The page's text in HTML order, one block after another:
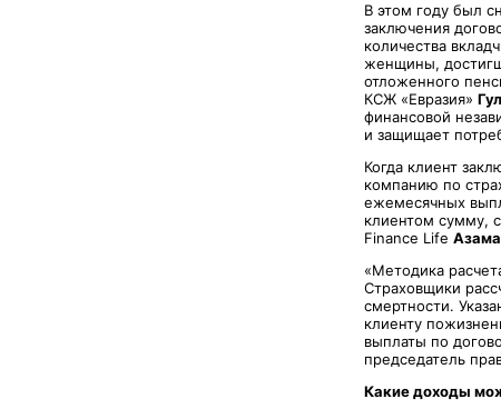
В этом году был
заключения
количества
женщины,
отложенного
КСЖ «Евразия»
финансовой
и защищает
Когда клиент
компанию по
ежемесячных
клиентом сумму,
Finance Life
«Методика
Страховщики
смертности.
клиенту
выплаты по
председатель
Какие доходы